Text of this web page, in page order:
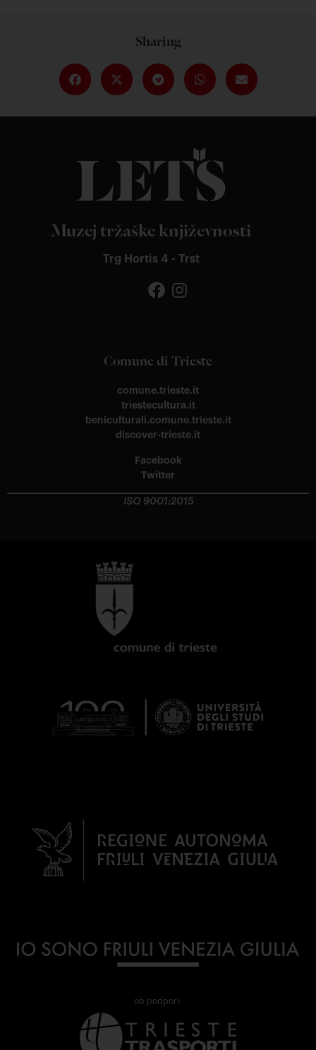
Sharing
Muzej tržaške književnosti
Trg Hortis 4 - Trst
Comune di Trieste
comune.trieste.it
triestecultura.it
beniculturali.comune.trieste.it
discover-trieste.it
Facebook
Twitter
ISO 9001:2015
ob podpori: